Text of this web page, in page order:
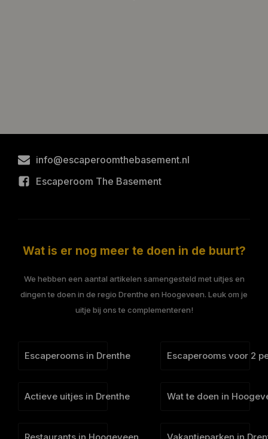
info@escaperoomthebasement.nl
Escaperoom The Basement
Wat is er nog meer te doen in de buurt?
We hebben een aantal artikelen samengesteld met uitjes en
dingen te doen in de regio Drenthe en Hoogeveen. Leuk om je
uitje bij ons te complementeren!
Escaperooms in Drenthe Escaperooms voor 2
Actieve uitjes in Drenthe Wat te doen in